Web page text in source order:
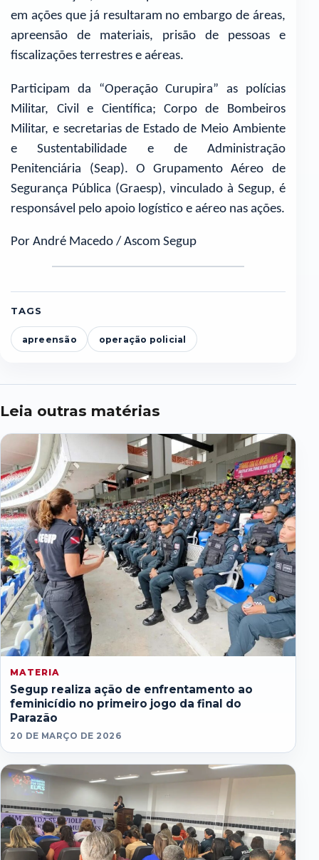
em ações que já resultaram no embargo de áreas,
apreensão de materiais, prisão de pessoas e
fiscalizações terrestres e aéreas.
Participam da “Operação Curupira” as polícias
Militar, Civil e Científica; Corpo de Bombeiros
Militar, e secretarias de Estado de Meio Ambiente
e Sustentabilidade e de Administração
Penitenciária (Seap). O Grupamento Aéreo de
Segurança Pública (Graesp), vinculado à Segup, é
responsável pelo apoio logístico e aéreo nas ações.
Por André Macedo / Ascom Segup
TAGS
apreensão operação policial
Leia outras matérias
MATERIA
Segup realiza ação de enfrentamento ao
feminicídio no primeiro jogo da final do
Parazão
20 DE MARÇO DE 2026